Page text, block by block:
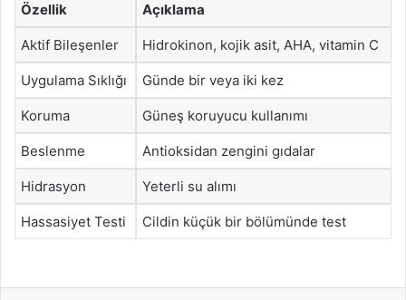
Özellik Açıklama
Aktif Bileşenler Hidrokinon, kojik asit, AHA, vitamin C
Uygulama Sıklığı Günde bir veya iki kez
Koruma Güneş koruyucu kullanımı
Beslenme Antioksidan zengini gıdalar
Hidrasyon Yeterli su alımı
Hassasiyet Testi Cildin küçük bir bölümünde test